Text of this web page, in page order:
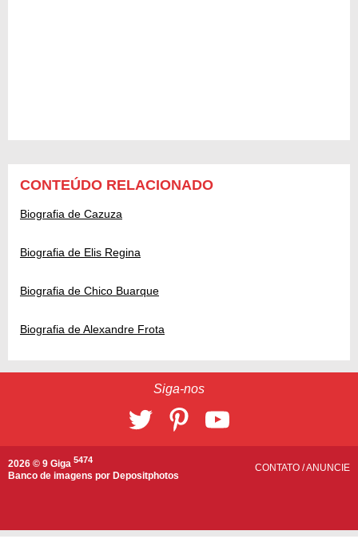
CONTEÚDO RELACIONADO
Biografia de Cazuza
Biografia de Elis Regina
Biografia de Chico Buarque
Biografia de Alexandre Frota
Siga-nos
2026 © 9 Giga 5474
Banco de imagens por Depositphotos
CONTATO /ANUNCIE